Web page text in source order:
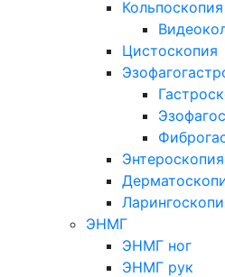
Кольпоскопия
Цистоскопия
Энтероскопия
ЭНМГ
ЭНМГ ног
ЭНМГ рук